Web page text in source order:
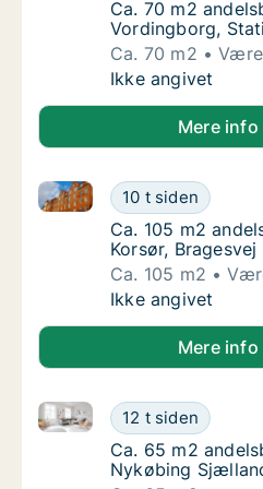
Ca. 70 m2
Ca. 70 m2
Vordingborg,
Ca. 70 m2
Ca. 70 m2
Ikke angivet
Mere info
Ca. 105 m2
10 t siden
Ca. 105 m2 andelsbolig
Ca. 105 m2
Ca. 105 m2
Korsør, Bragesvej
Ca. 105 m2
Ca. 105 m2
Ikke angivet
Mere info
Ca. 65 m2
12 t siden
Ca. 65 m2 andelsbolig til
Ca. 65 m2
Ca. 65 m2
Nykøbing